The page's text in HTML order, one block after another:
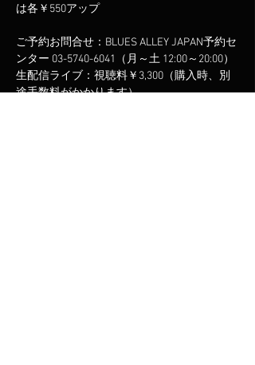
は各￥550アップ
ご予約お問合せ：BLUES ALLEY JAPAN予約セ
ンター 03-5740-6041（月～土 12:00～20:00）
生配信ライブ：視聴料￥3,300（購入時、別